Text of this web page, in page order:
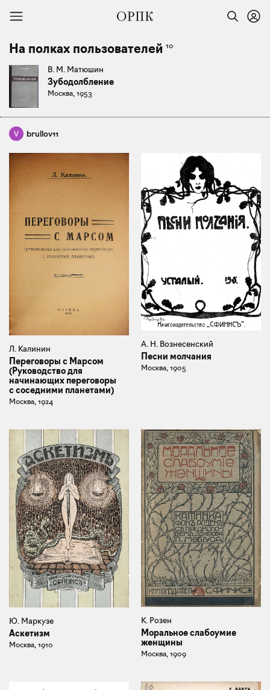
На полках пользователей 10
В. М. Матюшин
Зубодолбление
Москва, 1953
brullov11
Л. Калинин
Переговоры с Марсом
(Руководство для
начинающих переговоры
с соседними планетами)
Москва, 1924
А. Н. Вознесенский
Песни молчания
Москва, 1905
Ю. Маркузе
Аскетизм
Москва, 1910
К. Розен
Моральное слабоумие
женщины
Москва, 1909